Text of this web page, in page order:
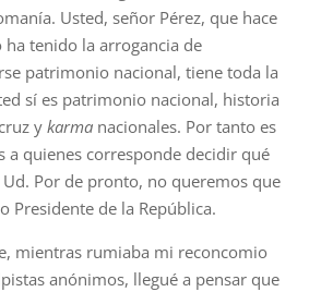
Usted, señor Pérez, que hace
ha tenido la arrogancia de
patrimonio nacional, tiene toda la
sí es patrimonio nacional, historia
ykarmanacionales. Por tanto es
a quienes corresponde decidir qué
Ud. Por de pronto, no queremos que
Presidente de la República.
mientras rumiaba mi reconcomio
anónimos, llegué a pensar que